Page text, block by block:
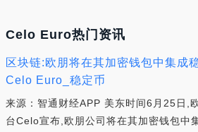
Celo Euro热门资讯
区块链:欧朋将在其加密钱包中集成
Celo Euro_稳定币
来源：智通财经APP 美东时间6月25日,
台Celo宣布,欧朋公司将在其加密钱包中